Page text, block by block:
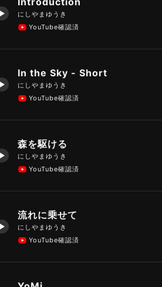
にしやまゆうき
YouTube確認済
In the Sky - Short
にしやまゆうき
YouTube確認済
森を駆ける
にしやまゆうき
YouTube確認済
流れに乗せて
にしやまゆうき
YouTube確認済